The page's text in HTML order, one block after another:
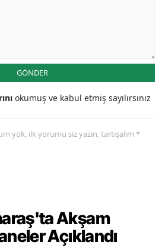
GÖNDER
okumuş ve kabul etmiş sayılırsınız
yok, ilk yorumu siz yazın, tartışalım *
Akşam
Açıklandı